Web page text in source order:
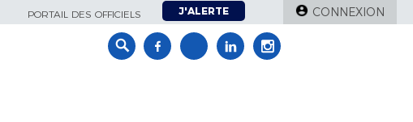
PORTAIL DES OFFICIELS J'ALERTE CONNEXION